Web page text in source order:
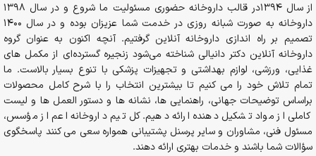
از سال 1394در قالب داروخانه حضوری مسئولیت ما شروع و در سال 1398
داروخانه به صورت شبانه روزی در خدمت شما عزیزان بوده و در سال 1400
تصمیم بر راه اندازی داروخانه آنلاین گرفتیم. آنچه اکنون به عنوان گروه
داروخانه آنلاین دکتر دانیالی شناخته می‌شود زنجیره گسترده‌ای از مکمل های
غذایی، ورزشی، لوازم بهداشتی و تجهیزات پزشکی با تنوع بسیار بالاست. ما
تمام تلاش خود را می کنیم تا بیشترین انتخاب را با شرح کامل محصولات
براساس توضیحات جهانی، راهنمایی ها، نشانه ها و دستور العمل ها و لیست
کاملی از مواد تشکیل دهنده ارائه دهیم. کل تیم داروخانه اعم از مؤسس،
مسئول فنی، مشاوران و سایر پرسنل پشتیبانی همواره سعی می کنند پاسخگوی
سؤالات شما باشند و خدمات بهتری ارائه دهند.